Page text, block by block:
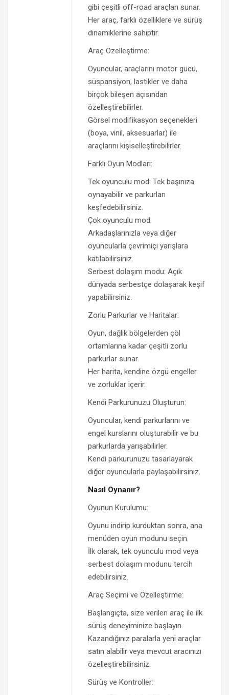
gibi çeşitli off-road araçları sunar.
Her araç, farklı özelliklere ve sürüş
dinamiklerine sahiptir.
Araç Özelleştirme:
Oyuncular, araçlarını motor gücü,
süspansiyon, lastikler ve daha
birçok bileşen açısından
özelleştirebilirler.
Görsel modifikasyon seçenekleri
(boya, vinil, aksesuarlar) ile
araçlarını kişiselleştirebilirler.
Farklı Oyun Modları:
Tek oyunculu mod: Tek başınıza
oynayabilir ve parkurları
keşfedebilirsiniz.
Çok oyunculu mod:
Arkadaşlarınızla veya diğer
oyuncularla çevrimiçi yarışlara
katılabilirsiniz.
Serbest dolaşım modu: Açık
dünyada serbestçe dolaşarak keşif
yapabilirsiniz.
Zorlu Parkurlar ve Haritalar:
Oyun, dağlık bölgelerden çöl
ortamlarına kadar çeşitli zorlu
parkurlar sunar.
Her harita, kendine özgü engeller
ve zorluklar içerir.
Kendi Parkurunuzu Oluşturun:
Oyuncular, kendi parkurlarını ve
engel kurslarını oluşturabilir ve bu
parkurlarda yarışabilirler.
Kendi parkurunuzu tasarlayarak
diğer oyuncularla paylaşabilirsiniz.
Nasıl Oynanır?
Oyunun Kurulumu:
Oyunu indirip kurduktan sonra, ana
menüden oyun modunu seçin.
İlk olarak, tek oyunculu mod veya
serbest dolaşım modunu tercih
edebilirsiniz.
Araç Seçimi ve Özelleştirme:
Başlangıçta, size verilen araç ile ilk
sürüş deneyiminize başlayın.
Kazandığınız paralarla yeni araçlar
satın alabilir veya mevcut aracınızı
özelleştirebilirsiniz.
Sürüş ve Kontroller: